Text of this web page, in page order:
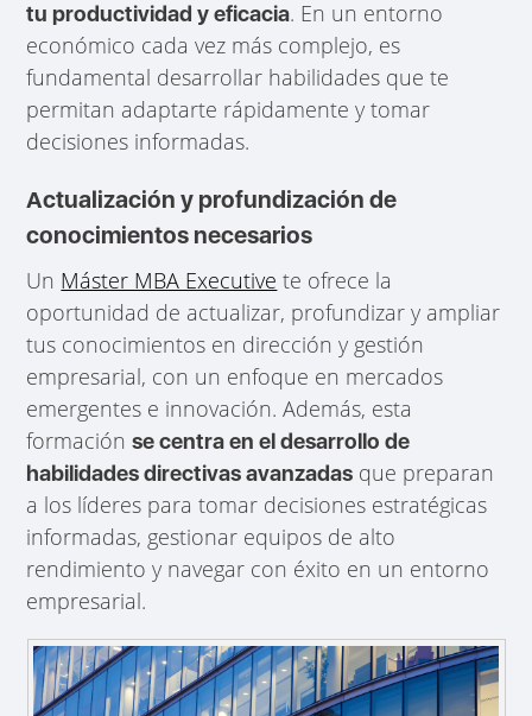
tu productividad y eficacia. En un entorno
económico cada vez más complejo, es
fundamental desarrollar habilidades que te
permitan adaptarte rápidamente y tomar
decisiones informadas.
Actualización y profundización de
conocimientos necesarios
Un Máster MBA Executive te ofrece la
oportunidad de actualizar, profundizar y ampliar
tus conocimientos en dirección y gestión
empresarial, con un enfoque en mercados
emergentes e innovación. Además, esta
formaciónse centra en el desarrollo de
habilidades directivas avanzadas que preparan
a los líderes para tomar decisiones estratégicas
informadas, gestionar equipos de alto
rendimiento y navegar con éxito en un entorno
empresarial.